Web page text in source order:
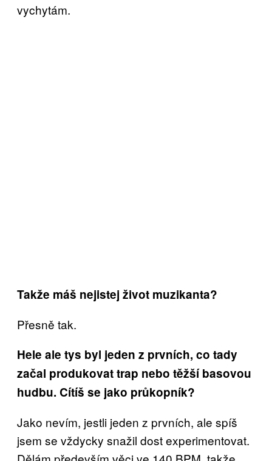
vychytám.
Takže máš nejistej život muzikanta?
Přesně tak.
Hele ale tys byl jeden z prvních, co tady
začal produkovat trap nebo těžší basovou
hudbu. Cítíš se jako průkopník?
Jako nevím, jestli jeden z prvních, ale spíš
jsem se vždycky snažil dost experimentovat.